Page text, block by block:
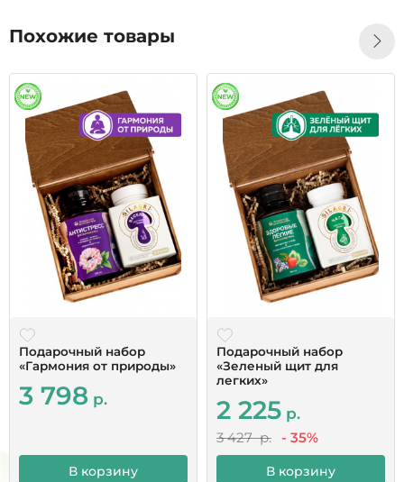
отлично !!! Товар пришел точно в срок, продукт
Рекомендую)
Отлично
28.10.2024
Татьяна
Большое спасибо за быструю доставку,
качественную упаковку, одноразовые пипетки.
Сервис на высшем уровне!Это первый заказ,
начну принимать, дополню по результатам. Бог
помощь всем.
Похожие товары
Подарочный набор
«Гармония от природы»
3 798р.
В корзину
Подарочный набор
«Зеленый щит для
легких»
2 225р.
3 427 р. - 35%
В корзину